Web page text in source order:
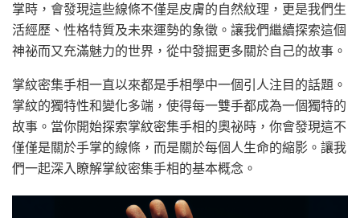
掌時，會發現這些線條不僅是皮膚的自然紋理，更是我們生
活經歷、性格特質及未來運勢的象徵。讓我們繼續探索這個
神祕而又充滿魅力的世界，從中發掘更多關於自己的故事。
掌紋密集手相一直以來都是手相學中一個引人注目的話題。
掌紋的獨特性和變化多端，使得每一雙手都成為一個獨特的
故事。當你開始探索掌紋密集手相的奧祕時，你會發現這不
僅僅是關於手掌的線條，而是關於每個人生命的縮影。讓我
們一起深入瞭解掌紋密集手相的基本概念。